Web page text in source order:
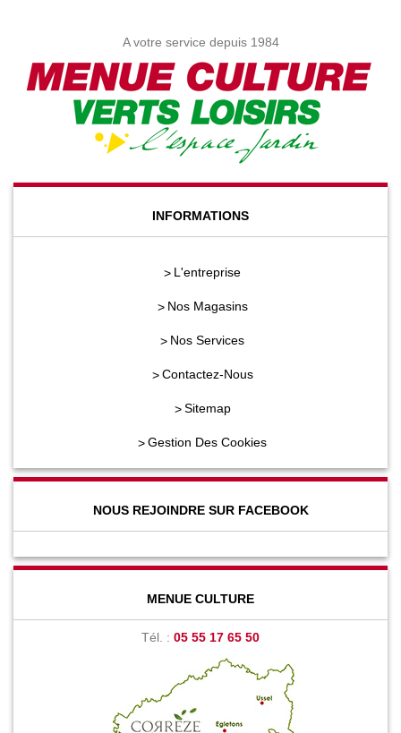
A votre service depuis 1984
INFORMATIONS
L'entreprise
Nos Magasins
Nos Services
Contactez-Nous
Sitemap
Gestion Des Cookies
NOUS REJOINDRE SUR FACEBOOK
MENUE CULTURE
Tél. : 05 55 17 65 50